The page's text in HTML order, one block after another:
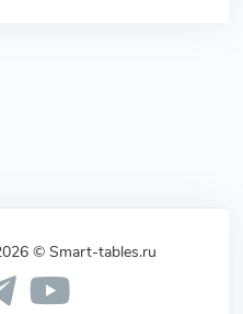
© Smart-tables.ru